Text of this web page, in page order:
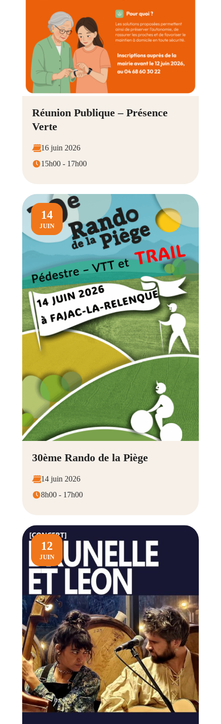
Réunion Publique – Présence
Verte
16 juin 2026
15h00 - 17h00
14
JUIN
30ème Rando de la Piège
14 juin 2026
8h00 - 17h00
12
JUIN